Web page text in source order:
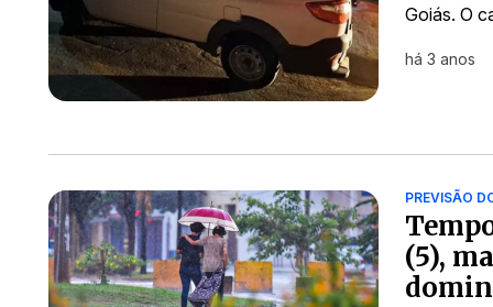
Goiás. O
há 3 anos
PREVISÃO
(5),